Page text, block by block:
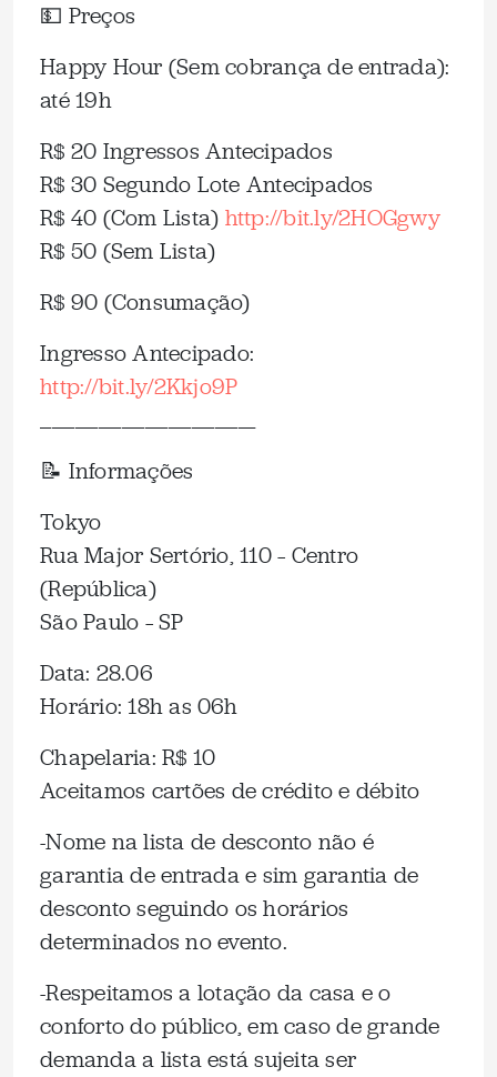
💵 Preços
Happy Hour (Sem cobrança de entrada):
até 19h
R$ 20 Ingressos Antecipados
R$ 30 Segundo Lote Antecipados
R$ 40 (Com Lista) http://bit.ly/2HOGgwy
R$ 50 (Sem Lista)
R$ 90 (Consumação)
Ingresso Antecipado:
http://bit.ly/2Kkjo9P
📝 Informações
Tokyo
Rua Major Sertório, 110 – Centro
(República)
São Paulo – SP
Data: 28.06
Horário: 18h as 06h
Chapelaria: R$ 10
Aceitamos cartões de crédito e débito
-Nome na lista de desconto não é
garantia de entrada e sim garantia de
desconto seguindo os horários
determinados no evento.
-Respeitamos a lotação da casa e o
conforto do público, em caso de grande
demanda a lista está sujeita ser